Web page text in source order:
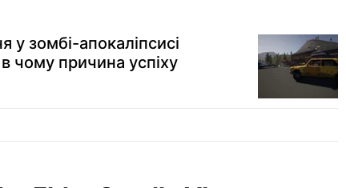
у зомбі-апокаліпсисі
чому причина успіху